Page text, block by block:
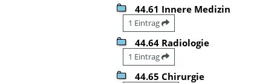
44.61 Innere Medizin
1 Eintrag
44.64 Radiologie
1 Eintrag
44.65 Chirurgie